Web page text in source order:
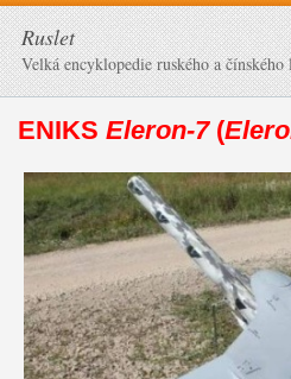
Ruslet
Velká encyklopedie ruského a čínského
ENIKS Eleron-7(